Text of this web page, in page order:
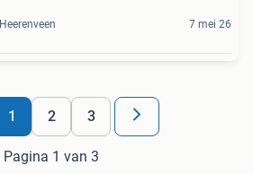
Heerenveen 7 mei 26
1 2 3
Pagina 1 van 3